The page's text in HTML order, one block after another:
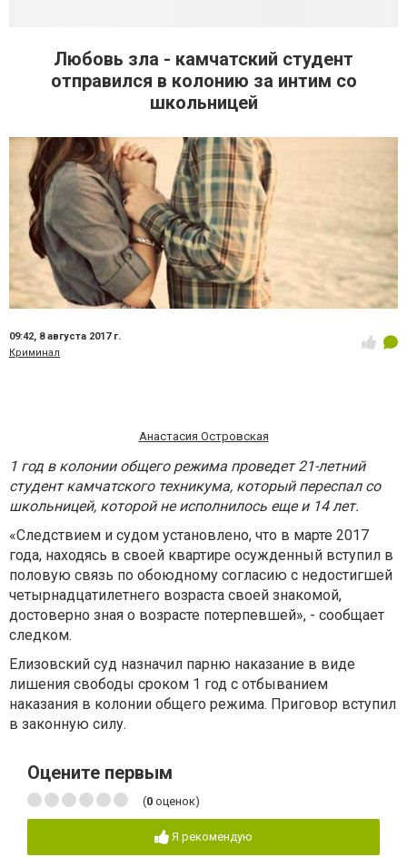
Любовь зла - камчатский студент
отправился в колонию за интим со
школьницей
09:42, 8 августа 2017 г.
Криминал
Анастасия Островская
1 год в колонии общего режима проведет 21-летний
студент камчатского техникума, который переспал со
школьницей, которой не исполнилось еще и 14 лет.
«Следствием и судом установлено, что в марте 2017
года, находясь в своей квартире осужденный вступил в
половую связь по обоюдному согласию с недостигшей
четырнадцатилетнего возраста своей знакомой,
достоверно зная о возрасте потерпевшей», - сообщает
следком.
Елизовский суд назначил парню наказание в виде
лишения свободы сроком 1 год с отбыванием
наказания в колонии общего режима. Приговор вступил
в законную силу.
Оцените первым
(0 оценок)
Я рекомендую